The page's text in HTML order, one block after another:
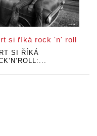
si říká rock 'n' roll
SI ŘÍKÁ